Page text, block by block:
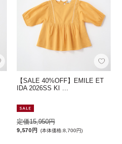
【SALE 40%OFF】EMILE ET
IDA 2026SS KI …
定価15,950円
9,570円 (本体価格:8,700円)